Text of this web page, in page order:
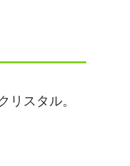
リスタル。